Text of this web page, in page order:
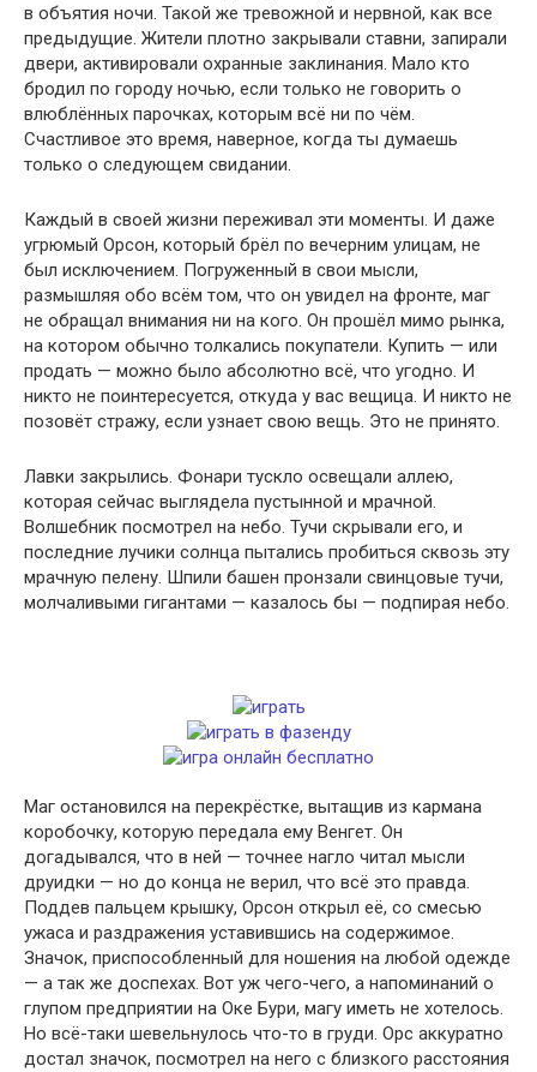
в объятия ночи. Такой же тревожной и нервной, как все
предыдущие. Жители плотно закрывали ставни, запирали
двери, активировали охранные заклинания. Мало кто
бродил по городу ночью, если только не говорить о
влюблённых парочках, которым всё ни по чём.
Счастливое это время, наверное, когда ты думаешь
только о следующем свидании.
Каждый в своей жизни переживал эти моменты. И даже
угрюмый Орсон, который брёл по вечерним улицам, не
был исключением. Погруженный в свои мысли,
размышляя обо всём том, что он увидел на фронте, маг
не обращал внимания ни на кого. Он прошёл мимо рынка,
на котором обычно толкались покупатели. Купить — или
продать — можно было абсолютно всё, что угодно. И
никто не поинтересуется, откуда у вас вещица. И никто не
позовёт стражу, если узнает свою вещь. Это не принято.
Лавки закрылись. Фонари тускло освещали аллею,
которая сейчас выглядела пустынной и мрачной.
Волшебник посмотрел на небо. Тучи скрывали его, и
последние лучики солнца пытались пробиться сквозь эту
мрачную пелену. Шпили башен пронзали свинцовые тучи,
молчаливыми гигантами — казалось бы — подпирая небо.
Маг остановился на перекрёстке, вытащив из кармана
коробочку, которую передала ему Венгет. Он
догадывался, что в ней — точнее нагло читал мысли
друидки — но до конца не верил, что всё это правда.
Поддев пальцем крышку, Орсон открыл её, со смесью
ужаса и раздражения уставившись на содержимое.
Значок, приспособленный для ношения на любой одежде
— а так же доспехах. Вот уж чего-чего, а напоминаний о
глупом предприятии на Оке Бури, магу иметь не хотелось.
Но всё-таки шевельнулось что-то в груди. Орс аккуратно
достал значок, посмотрел на него с близкого расстояния